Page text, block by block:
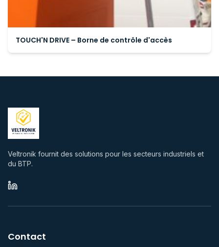
TOUCH'N DRIVE – Borne de contrôle d'accès
Veltronik fournit des solutions pour les secteurs industriels et
du BTP.
Contact